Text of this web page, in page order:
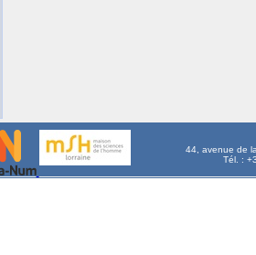
44, avenue de
Tél. :